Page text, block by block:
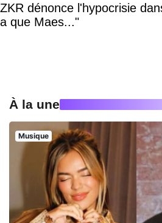
ZKR dénonce l'hypocrisie
a que Maes..."
À la une
Musique